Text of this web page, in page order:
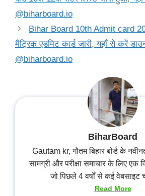
@biharboard.io
Bihar Board 10th Admit card
मैट्रिक एडमिट कार्ड जारी, यहाँ से करें
@biharboard.io
BiharBoard
Gautam kr, गौतम बिहार बोर्ड के
सामग्री और परीक्षा समाचार के लिए एक
जो पिछले 4 वर्षों से कई वेबसाइट
Read More